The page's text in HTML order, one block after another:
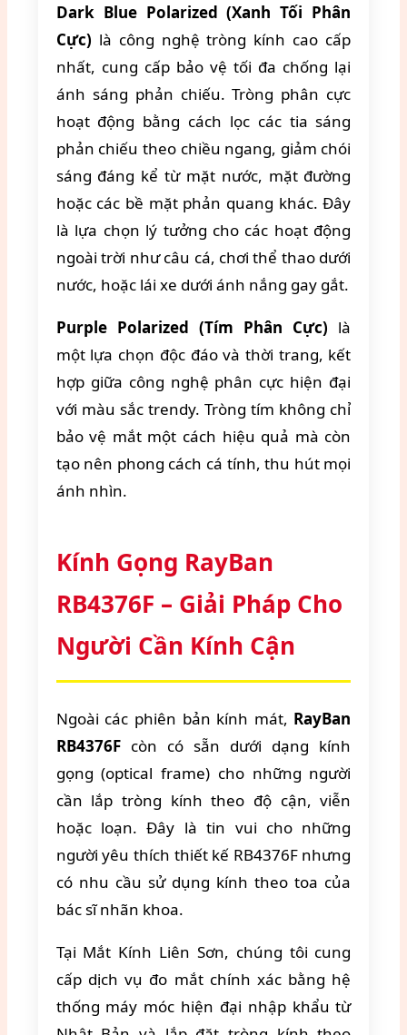
Dark Blue Polarized (Xanh Tối Phân
Cực) là công nghệ tròng kính cao cấp
nhất, cung cấp bảo vệ tối đa chống lại
ánh sáng phản chiếu. Tròng phân cực
hoạt động bằng cách lọc các tia sáng
phản chiếu theo chiều ngang, giảm chói
sáng đáng kể từ mặt nước, mặt đường
hoặc các bề mặt phản quang khác. Đây
là lựa chọn lý tưởng cho các hoạt động
ngoài trời như câu cá, chơi thể thao dưới
nước, hoặc lái xe dưới ánh nắng gay gắt.
Purple Polarized (Tím Phân Cực) là
một lựa chọn độc đáo và thời trang, kết
hợp giữa công nghệ phân cực hiện đại
với màu sắc trendy. Tròng tím không chỉ
bảo vệ mắt một cách hiệu quả mà còn
tạo nên phong cách cá tính, thu hút mọi
ánh nhìn.
Kính Gọng RayBan
RB4376F – Giải Pháp Cho
Người Cần Kính Cận
Ngoài các phiên bản kính mát, RayBan
RB4376Fcòn có sẵn dưới dạng kính
gọng (optical frame) cho những người
cần lắp tròng kính theo độ cận, viễn
hoặc loạn. Đây là tin vui cho những
người yêu thích thiết kế RB4376F nhưng
có nhu cầu sử dụng kính theo toa của
bác sĩ nhãn khoa.
Tại Mắt Kính Liên Sơn, chúng tôi cung
cấp dịch vụ đo mắt chính xác bằng hệ
thống máy móc hiện đại nhập khẩu từ